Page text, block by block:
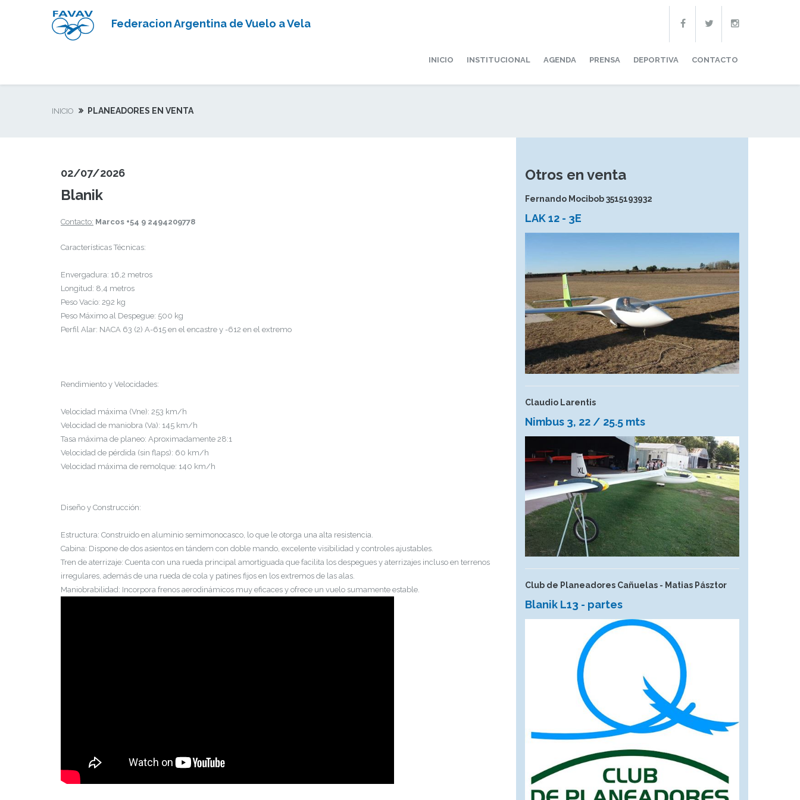
Federacion Argentina de Vuelo a Vela
INICIO INSTITUCIONAL AGENDA PRENSA DEPORTIVA CONTACTO
INICIO PLANEADORES EN VENTA
02/07/2026
Blanik
Contacto: Marcos +54 9 2494209778
Características Técnicas:
Envergadura: 16,2 metros
Longitud: 8,4 metros
Peso Vacío: 292 kg
Peso Máximo al Despegue: 500 kg
Perfil Alar: NACA 63 (2) A-615 en el encastre y -612 en el extremo
Rendimiento y Velocidades:
Velocidad máxima (Vne): 253 km/h
Velocidad de maniobra (Va): 145 km/h
Tasa máxima de planeo: Aproximadamente 28:1
Velocidad de pérdida (sin flaps): 60 km/h
Velocidad máxima de remolque: 140 km/h
Diseño y Construcción:
Estructura: Construido en aluminio semimonocasco, lo que le otorga una alta resistencia.
Cabina: Dispone de dos asientos en tándem con doble mando, excelente visibilidad y controles ajustables.
Tren de aterrizaje: Cuenta con una rueda principal amortiguada que facilita los despegues y aterrizajes incluso en terrenos
irregulares, además de una rueda de cola y patines fijos en los extremos de las alas.
Maniobrabilidad: Incorpora frenos aerodinámicos muy eficaces y ofrece un vuelo sumamente estable.
Otros en venta
Fernando Mocibob 3515193932
LAK 12 - 3E
Claudio Larentis
Nimbus 3, 22 / 25.5 mts
Club de Planeadores Cañuelas - Matias Pásztor
Blanik L13 - partes